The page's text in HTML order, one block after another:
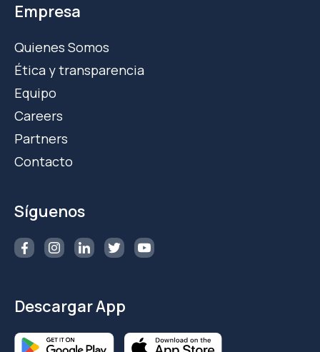
Empresa
Quienes Somos
Ética y transparencia
Equipo
Careers
Partners
Contacto
Síguenos
Descargar App